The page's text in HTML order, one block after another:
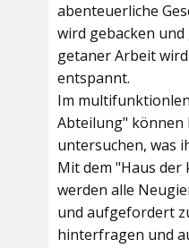
abenteuerliche
wird gebacken
getaner Arbeit
entspannt.
Im
Abteilung" können
untersuchen, was
Mit dem "Haus der
werden alle
und aufgefordert
hinterfragen und